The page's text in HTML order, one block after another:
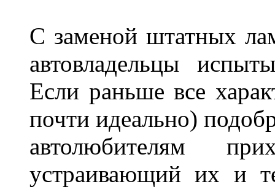
С заменой штатных
автовладельцы
Если раньше все
почти идеально)
автолюбителям
устраивающий их и